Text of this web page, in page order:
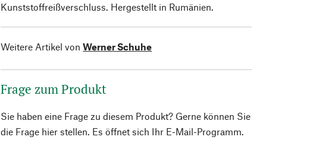
Kunststoffreißverschluss. Hergestellt in Rumänien.
Weitere Artikel von Werner Schuhe
Frage zum Produkt
Sie haben eine Frage zu diesem Produkt? Gerne können Sie
die Frage hier stellen. Es öffnet sich Ihr E-Mail-Programm.